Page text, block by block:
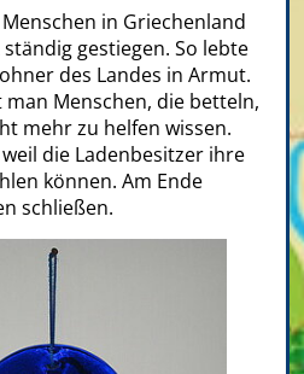
in Griechenland
gestiegen. So lebte
des Landes in Armut.
Menschen, die betteln,
mehr zu helfen wissen.
die Ladenbesitzer ihre
können. Am Ende
schließen.